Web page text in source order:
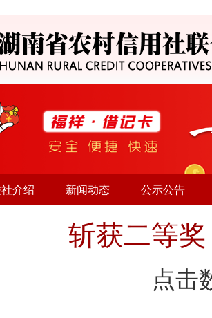
介绍 新闻动态 公示公告
斩获二等
点击